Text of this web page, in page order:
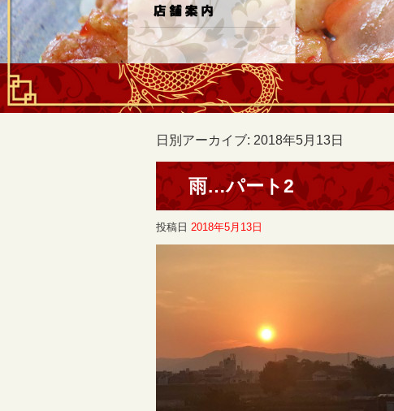
日別アーカイブ: 2018年5月13日
雨…パート2
投稿日 2018年5月13日